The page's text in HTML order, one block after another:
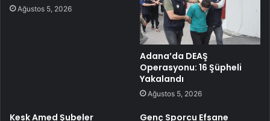
Ağustos 5, 2026
Adana’da DEAŞ
Operasyonu: 16 Şüpheli
Yakalandı
Ağustos 5, 2026
Kesk Amed Şubeler Genç Sporcu Efsane